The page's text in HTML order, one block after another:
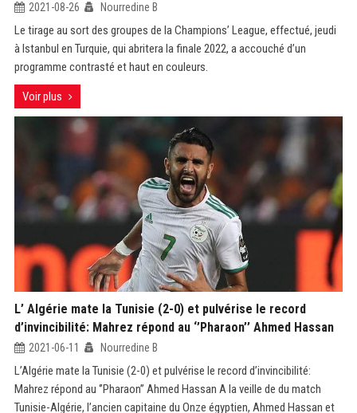
2021-08-26 Nourredine B
Le tirage au sort des groupes de la Champions’ League, effectué, jeudi
à Istanbul en Turquie, qui abritera la finale 2022, a accouché d’un
programme contrasté et haut en couleurs.
Voir plus
L’ Algérie mate la Tunisie (2-0) et pulvérise le record
d’invincibilité: Mahrez répond au ‘’Pharaon’’ Ahmed Hassan
2021-06-11 Nourredine B
L’Algérie mate la Tunisie (2-0) et pulvérise le record d’invincibilité:
Mahrez répond au ‘’Pharaon’’ Ahmed Hassan A la veille de du match
Tunisie-Algérie, l’ancien capitaine du Onze égyptien, Ahmed Hassan et